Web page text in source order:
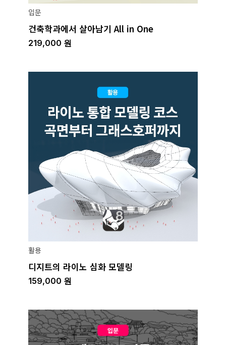
입문
건축학과에서 살아남기 All in One
219,000 원
활용
디지트의 라이노 심화 모델링
159,000 원